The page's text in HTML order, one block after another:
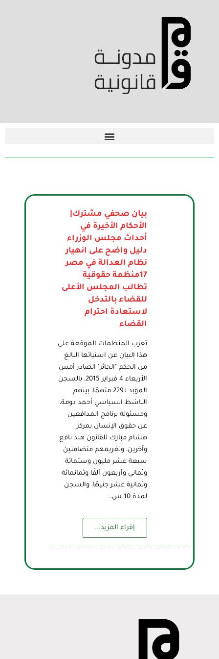
بيان صحفي مشترك|
الأحكام الأخيرة في
أحداث مجلس الوزراء
دليل واضح على انهيار
نظام العدالة في مصر
17منظمة حقوقية
تطالب المجلس الأعلى
للقضاء بالتدخل
لاستعادة احترام
القضاء
تعرب المنظمات الموقعة على
هذا البيان عن استيائها البالغ
من الحكم "الجائر" الصادر أمس
الأربعاء 4 فبراير 2015، بالسجن
المؤبد لـ229 متهمًا، بينهم
الناشط السياسي أحمد دومة،
ومسئولة برنامج المدافعين
عن حقوق الإنسان بمركز
هشام مبارك للقانون هند نافع
وآخرين، وتغريمهم متضامنين
سبعة عشر مليون وستمائة
وثماني وأربعون ألفًا وثمانمائة
وثمانية عشر جنيهًا، والسجن
لمدة 10 س…
إقراء المزيد...